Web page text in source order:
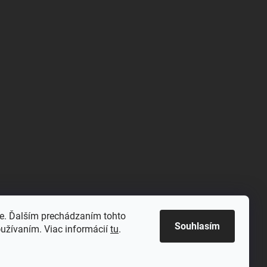
Ďalším prechádzaním tohto
Viac informácií tu. Souhlasím